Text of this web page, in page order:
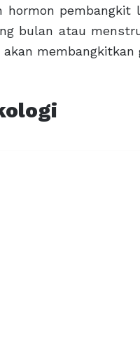
hormon
bulan atau